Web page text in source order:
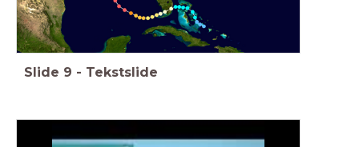
Slide 9 - Tekstslide